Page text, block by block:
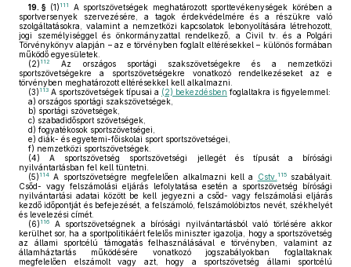
19. § (1) 111
A sportszövetségek meghatározott sporttevékenységek körében a
sportversenyek szervezésére, a tagok érdekvédelmére és a részükre való
szolgáltatásokra, valamint a nemzetközi kapcsolatok lebonyolítására létrehozott,
jogi személyiséggel és önkormányzattal rendelkező, a Civil tv. és a Polgári
Törvénykönyv alapján – az e törvényben foglalt eltérésekkel – különös formában
működő egyesületek.
(2) 112
Az országos sportági szakszövetségekre és a nemzetközi
sportszövetségekre a sportszövetségekre vonatkozó rendelkezéseket az e
törvényben meghatározott eltérésekkel kell alkalmazni.
(3) 113 A sportszövetségek típusai a (2) bekezdésben foglaltakra is figyelemmel:
a) országos sportági szakszövetségek,
b) sportági szövetségek,
c) szabadidősport szövetségek,
d) fogyatékosok sportszövetségei,
e) diák- és egyetemi-főiskolai sport sportszövetségei,
f) nemzetközi sportszövetségek.
(4) A sportszövetség sportszövetségi jellegét és típusát a bírósági
nyilvántartásban fel kell tüntetni.
(5) 114 A sportszövetségre megfelelően alkalmazni kell a Cstv. 115szabályait.
Csőd- vagy felszámolási eljárás lefolytatása esetén a sportszövetség bírósági
nyilvántartási adatai között be kell jegyezni a csőd- vagy felszámolási eljárás
kezdő időpontját és befejezését, a felszámoló, felszámolóbiztos nevét, székhelyét
és levelezési címét.
(6) 116
A sportszövetségnek a bírósági nyilvántartásból való törlésére akkor
kerülhet sor, ha a sportpolitikáért felelős miniszter igazolja, hogy a sportszövetség
az állami sportcélú támogatás felhasználásával e törvényben, valamint az
államháztartás működésére vonatkozó jogszabályokban foglaltaknak
megfelelően elszámolt vagy azt, hogy a sportszövetség állami sportcélú